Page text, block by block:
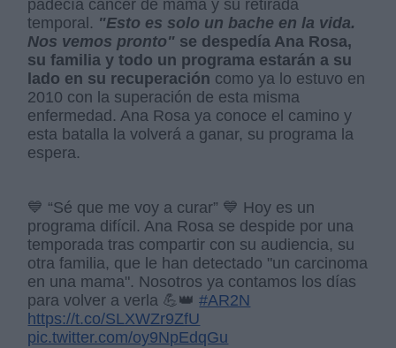
padecía cáncer de mama y su retirada
temporal. "Esto es solo un bache en la vida.
Nos vemos pronto" se despedía Ana Rosa,
su familia y todo un programa estarán a su
lado en su recuperación como ya lo estuvo en
2010 con la superación de esta misma
enfermedad. Ana Rosa ya conoce el camino y
esta batalla la volverá a ganar, su programa la
espera.
💙 “Sé que me voy a curar” 💙 Hoy es un
programa difícil. Ana Rosa se despide por una
temporada tras compartir con su audiencia, su
otra familia, que le han detectado "un carcinoma
en una mama". Nosotros ya contamos los días
para volver a verla 💪👑#AR2N
https://t.co/SLXWZr9ZfU
pic.twitter.com/oy9NpEdqGu